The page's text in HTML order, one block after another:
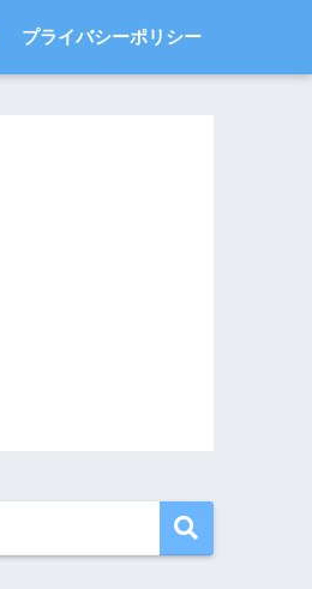
プライバシーポリシー